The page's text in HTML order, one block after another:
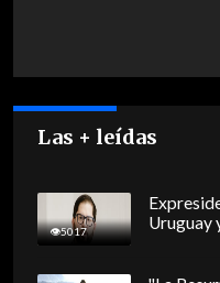
Las + leídas
5017
Uruguay